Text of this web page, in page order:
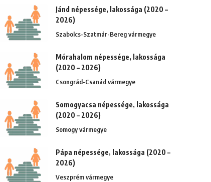
Jánd népessége, lakossága (2020 –
2026)
Szabolcs-Szatmár-Bereg vármegye
Mórahalom népessége, lakossága
(2020 – 2026)
Csongrád-Csanád vármegye
Somogyacsa népessége, lakossága
(2020 – 2026)
Somogy vármegye
Pápa népessége, lakossága (2020 –
2026)
Veszprém vármegye